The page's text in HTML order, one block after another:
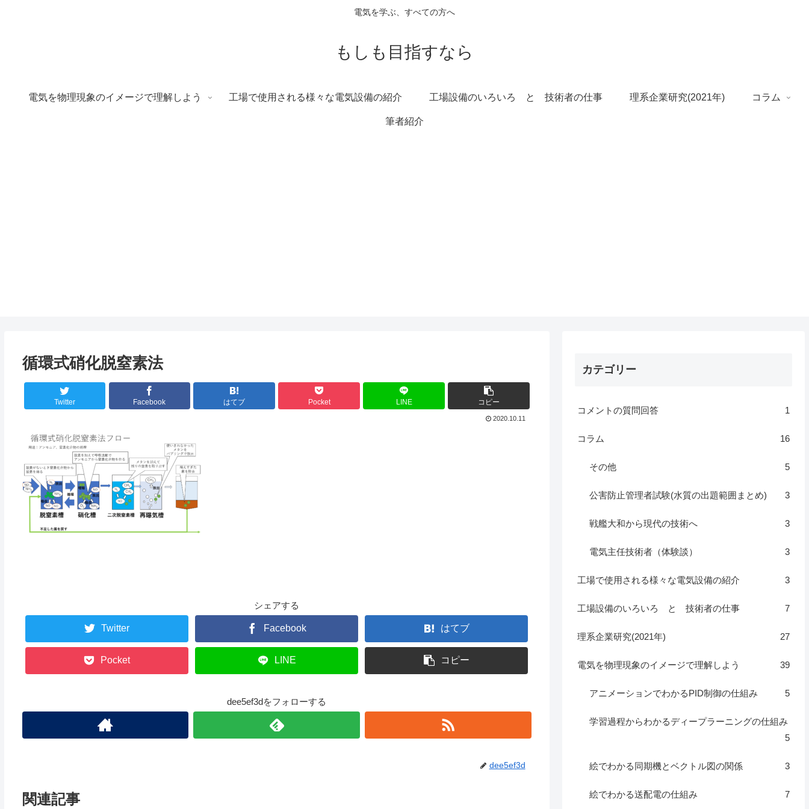
電気を学ぶ、すべての方へ
もしも目指すなら
電気を物理現象のイメージで理解しよう 工場で使用される様々な電気設備の紹介 工場設備のいろいろ と 技術者の仕事 理系企業研究(2021年) コラム
筆者紹介
循環式硝化脱窒素法
Twitter Facebook はてブ Pocket LINE コピー
2020.10.11
シェアする
Twitter Facebook はてブ
Pocket LINE コピー
dee5ef3dをフォローする
dee5ef3d
関連記事
カテゴリー
コメントの質問回答 1
コラム 16
その他 5
公害防止管理者試験(水質の出題範囲まとめ) 3
戦艦大和から現代の技術へ 3
電気主任技術者（体験談） 3
工場で使用される様々な電気設備の紹介 3
工場設備のいろいろ と 技術者の仕事 7
理系企業研究(2021年) 27
電気を物理現象のイメージで理解しよう 39
アニメーションでわかるPID制御の仕組み 5
学習過程からわかるディープラーニングの仕組み
5
絵でわかる同期機とベクトル図の関係 3
絵でわかる送配電の仕組み 7